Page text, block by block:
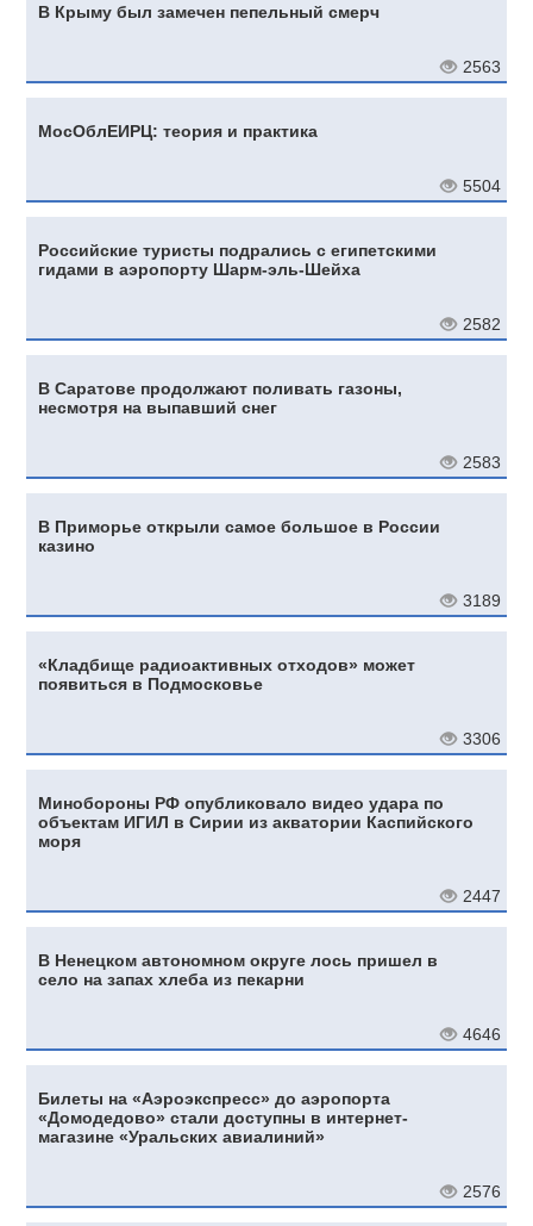
В Крыму был замечен пепельный смерч
2563
МосОблЕИРЦ: теория и практика
5504
Российские туристы подрались с египетскими
гидами в аэропорту Шарм-эль-Шейха
2582
В Саратове продолжают поливать газоны,
несмотря на выпавший снег
2583
В Приморье открыли самое большое в России
казино
3189
«Кладбище радиоактивных отходов» может
появиться в Подмосковье
3306
Минобороны РФ опубликовало видео удара по
объектам ИГИЛ в Сирии из акватории Каспийского
моря
2447
В Ненецком автономном округе лось пришел в
село на запах хлеба из пекарни
4646
Билеты на «Аэроэкспресс» до аэропорта
«Домодедово» стали доступны в интернет-
магазине «Уральских авиалиний»
2576